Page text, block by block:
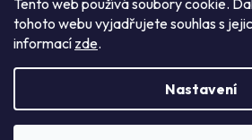
Tento web používá soubory cookie.
tohoto webu vyjadřujete souhlas s
informací zde.
Nastavení
PŘIHLÁSIT SE
Vytvořil Shoptet&